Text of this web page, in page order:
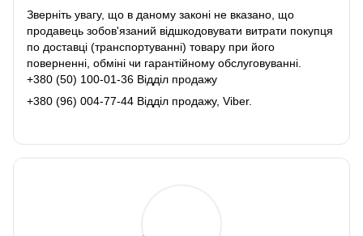
Зверніть увагу, що в даному законі не вказано, що
продавець зобов'язаний відшкодовувати витрати покупця
по доставці (транспортуванні) товару при його
поверненні, обміні чи гарантійному обслуговуванні.
+380 (50) 100-01-36 Відділ продажу
+380 (96) 004-77-44 Відділ продажу, Viber.